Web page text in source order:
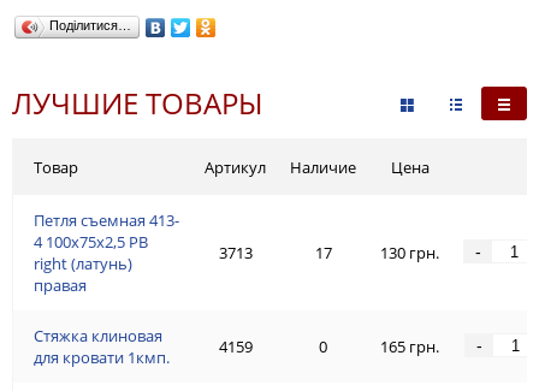
Поділитися…
ЛУЧШИЕ ТОВАРЫ
Товар
Петля съемная 413-
4 100x75x2,5 PB
right (латунь)
правая
Стяжка клиновая
для кровати 1кмп.
Артикул Наличие Цена
3713 17 130 грн. -
4159 0 165 грн. -